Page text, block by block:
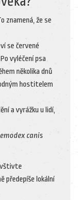
znamená, že se
se červené
vyléčení psa
několika dnů
hostitelem
a vyrážku u lidí,
canis
předepíše lokální